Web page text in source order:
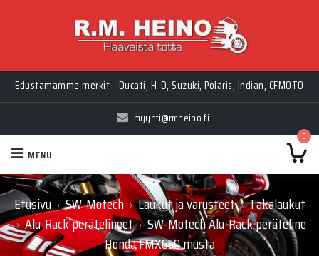
Edustamamme merkit - Ducati, H-D, Suzuki, Polaris, Indian, CFMOTO
myynti@rmheino.fi
0
MENU
Etusivu › SW-Motech › Laukut ja varusteet › Takalaukut
› Alu-Rack perätelineet › SW-Motech Alu-Rack peräteline
Honda FMX650 musta